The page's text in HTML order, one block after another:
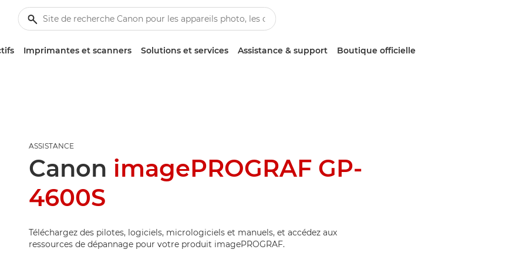
Imprimantes et scanners Solutions et services Assistance & support Boutique officielle
ASSISTANCE
Canon imagePROGRAF GP-
4600S
Téléchargez des pilotes, logiciels, micrologiciels et manuels, et accédez aux
ressources de dépannage pour votre produit imagePROGRAF.